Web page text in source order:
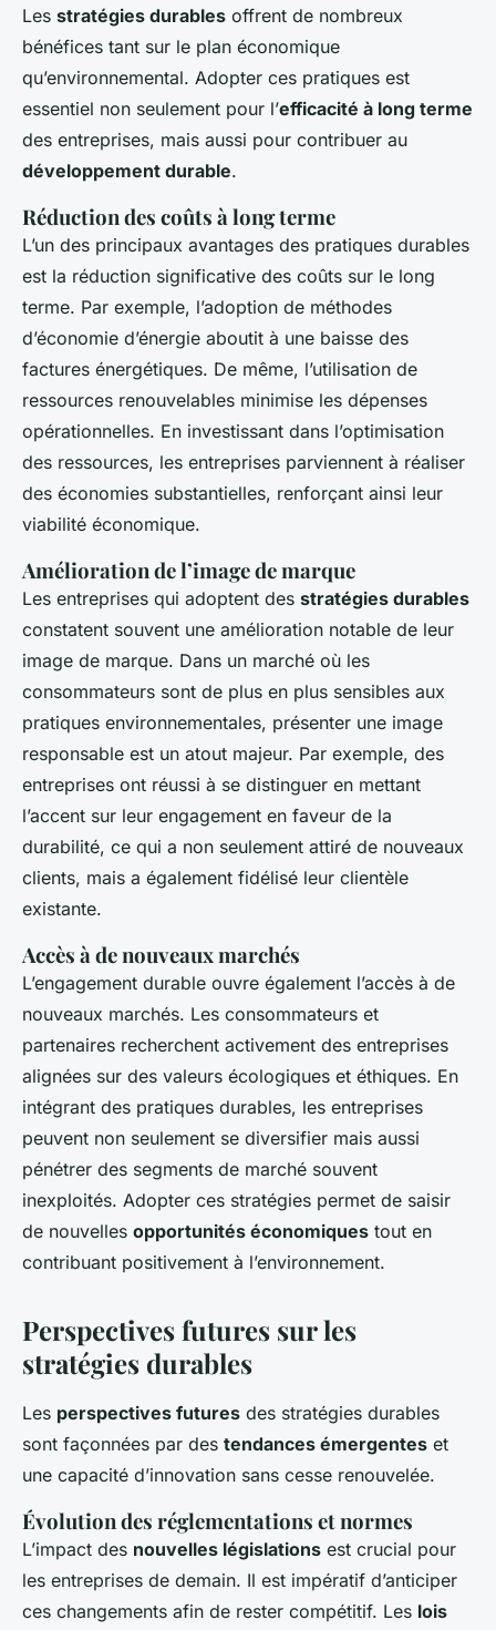
Les stratégies durables offrent de nombreux
bénéfices tant sur le plan économique
qu’environnemental. Adopter ces pratiques est
essentiel non seulement pour l’efficacité à long terme
des entreprises, mais aussi pour contribuer au
développement durable.
Réduction des coûts à long terme
L’un des principaux avantages des pratiques durables
est la réduction significative des coûts sur le long
terme. Par exemple, l’adoption de méthodes
d’économie d’énergie aboutit à une baisse des
factures énergétiques. De même, l’utilisation de
ressources renouvelables minimise les dépenses
opérationnelles. En investissant dans l’optimisation
des ressources, les entreprises parviennent à réaliser
des économies substantielles, renforçant ainsi leur
viabilité économique.
Amélioration de l’image de marque
Les entreprises qui adoptent des stratégies durables
constatent souvent une amélioration notable de leur
image de marque. Dans un marché où les
consommateurs sont de plus en plus sensibles aux
pratiques environnementales, présenter une image
responsable est un atout majeur. Par exemple, des
entreprises ont réussi à se distinguer en mettant
l’accent sur leur engagement en faveur de la
durabilité, ce qui a non seulement attiré de nouveaux
clients, mais a également fidélisé leur clientèle
existante.
Accès à de nouveaux marchés
L’engagement durable ouvre également l’accès à de
nouveaux marchés. Les consommateurs et
partenaires recherchent activement des entreprises
alignées sur des valeurs écologiques et éthiques. En
intégrant des pratiques durables, les entreprises
peuvent non seulement se diversifier mais aussi
pénétrer des segments de marché souvent
inexploités. Adopter ces stratégies permet de saisir
de nouvelles opportunités économiques tout en
contribuant positivement à l’environnement.
Perspectives futures sur les
stratégies durables
Les perspectives futures des stratégies durables
sont façonnées par des tendances émergentes et
une capacité d’innovation sans cesse renouvelée.
Évolution des réglementations et normes
L’impact des nouvelles législations est crucial pour
les entreprises de demain. Il est impératif d’anticiper
ces changements afin de rester compétitif. Les lois